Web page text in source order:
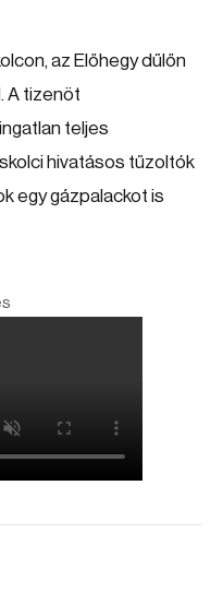
az Előhegy dűlőn
A tizenöt
teljes
hivatásos tűzoltók
egy gázpalackot is